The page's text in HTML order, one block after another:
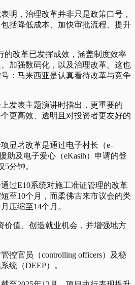
明，治理改革并非只是政策口号，
括降低成本、加快审批流程、提升
的改革已发挥成效，涵盖制度效率
加强数码化，以及治理改革。这也
：马来西亚是认真看待改革与竞争
发表主题演讲时指出，更重要的
更高效、透明且对投资者更友好的
显著改革是通过电子村长（e-
助及电子爱心（eKasih）申请的登
分钟。
过E10系统对施工准证管理的改革
至10个月，而柔佛古来市议会的类
压缩至14个月。
价值、创造就业机会，并增强地方
控官员（controlling officers）及秘
统（DEEP）。